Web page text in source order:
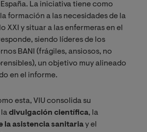
La iniciativa tiene como
formación a las necesidades de la
XXI y situar a las enfermeras en el
siendo líderes de los
BANI (frágiles, ansiosos, no
un objetivo muy alineado
en el informe.
esta, VIU consolida su
divulgación científica, la
la asistencia sanitariay el